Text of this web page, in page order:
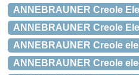
ANNEBRAUNER Creole
ANNEBRAUNER Creole
ANNEBRAUNER Creole
ANNEBRAUNER Creole